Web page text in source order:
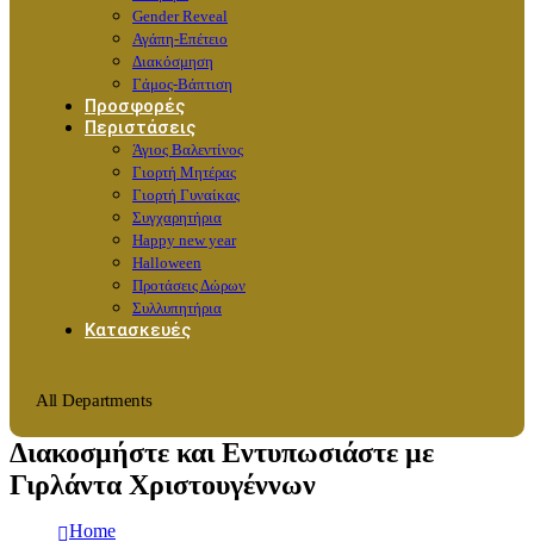
Gender Reveal
Αγάπη-Επέτειο
Διακόσμηση
Γάμος-Βάπτιση
Προσφορές
Περιστάσεις
Άγιος Βαλεντίνος
Γιορτή Μητέρας
Γιορτή Γυναίκας
Συγχαρητήρια
Happy new year
Halloween
Προτάσεις Δώρων
Συλλυπητήρια
Κατασκευές
All Departments
Διακοσμήστε και Εντυπωσιάστε με
Γιρλάντα Χριστουγέννων
Home